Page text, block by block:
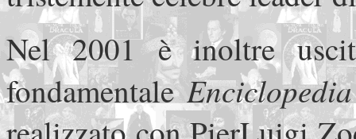
Nel 2001 è inoltre
fondamentale